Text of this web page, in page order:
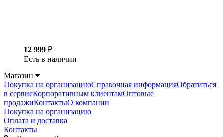
12 999 ₽
Есть в наличии
Магазин
Покупка на организациюСправочная информацияОбратиться
в сервисКорпоративным клиентамОптовые
продажиКонтактыО компании
Покупка на организацию
Оплата и доставка
Контакты